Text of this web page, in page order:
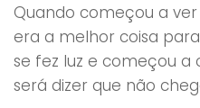
Quando começou a
era a melhor coisa
se fez luz e começou a
será dizer que não